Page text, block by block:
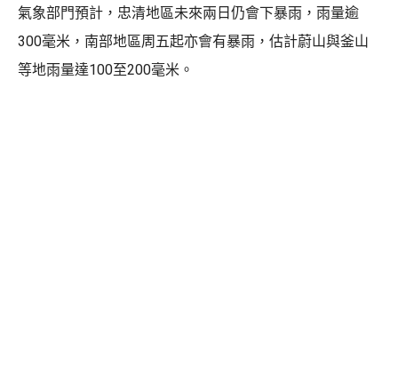
氣象部門預計，忠清地區未來兩日仍會下暴雨，雨量逾
300毫米，南部地區周五起亦會有暴雨，估計蔚山與釜山
等地雨量達100至200毫米。